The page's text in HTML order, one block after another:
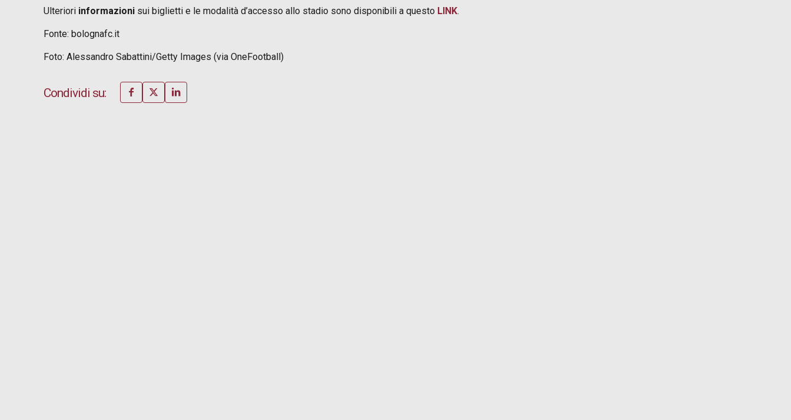
Ulteriori informazioni sui biglietti e le modalità d’accesso allo stadio sono disponibili a questo LINK.
Fonte: bolognafc.it
Foto: Alessandro Sabattini/Getty Images (via OneFootball)
Condividi su: